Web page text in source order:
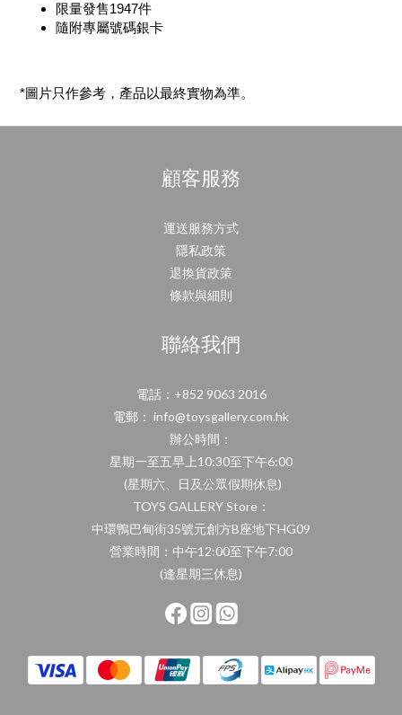
限量發售1947件
隨附專屬號碼銀卡
*圖片只作參考，產品以最終實物為準。
顧客服務
運送服務方式
隱私政策
退換貨政策
條款與細則
聯絡我們
電話：+852 9063 2016
電郵： info@toysgallery.com.hk
辦公時間：
星期一至五早上10:30至下午6:00
(星期六、日及公眾假期休息)
TOYS GALLERY Store：
中環鴨巴甸街35號元創方B座地下HG09
營業時間：中午12:00至下午7:00
(逢星期三休息)